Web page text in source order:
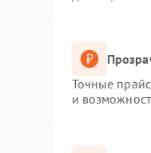
Точные
и